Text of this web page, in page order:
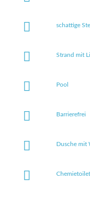
schattige
Strand mit
Pool
Barrierefrei
Dusche mit